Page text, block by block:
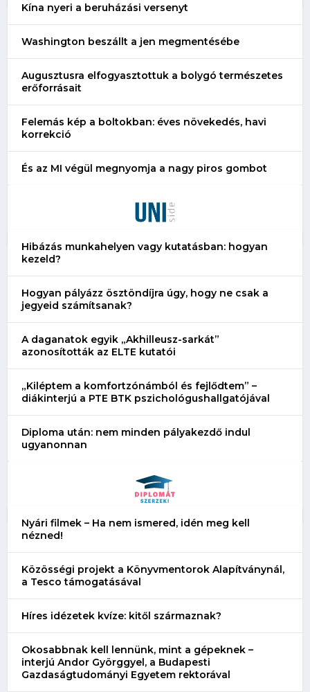
Kína nyeri a beruházási versenyt
Washington beszállt a jen megmentésébe
Augusztusra elfogyasztottuk a bolygó természetes
erőforrásait
Felemás kép a boltokban: éves növekedés, havi
korrekció
És az MI végül megnyomja a nagy piros gombot
Hibázás munkahelyen vagy kutatásban: hogyan
kezeld?
Hogyan pályázz ösztöndíjra úgy, hogy ne csak a
jegyeid számítsanak?
A daganatok egyik „Akhilleusz-sarkát”
azonosították az ELTE kutatói
„Kiléptem a komfortzónámból és fejlődtem” –
diákinterjú a PTE BTK pszichológushallgatójával
Diploma után: nem minden pályakezdő indul
ugyanonnan
Nyári filmek – Ha nem ismered, idén meg kell
nézned!
Közösségi projekt a Könyvmentorok Alapítványnál,
a Tesco támogatásával
Híres idézetek kvíze: kitől származnak?
Okosabbnak kell lennünk, mint a gépeknek –
interjú Andor Györggyel, a Budapesti
Gazdaságtudományi Egyetem rektorával